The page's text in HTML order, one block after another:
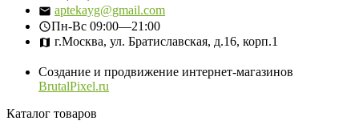
aptekayg@gmail.com
Пн-Вс 09:00—21:00
г.Москва, ул. Братиславская, д.16, корп.1
Создание и продвижение интернет-магазинов
BrutalPixel.ru
Каталог товаров